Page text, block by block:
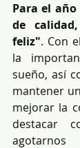
Para el año
de
feliz". Con
la
sueño, así
mantener
mejorar la
destacar